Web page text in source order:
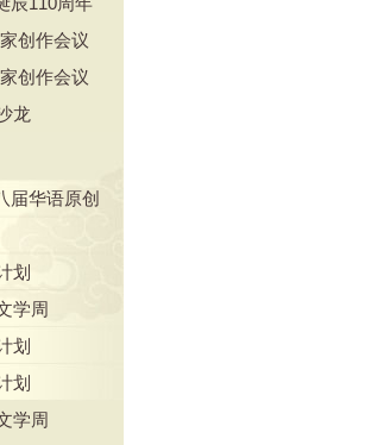
创作会议
创作会议
龙
届华语原创
划
学周
划
划
学周